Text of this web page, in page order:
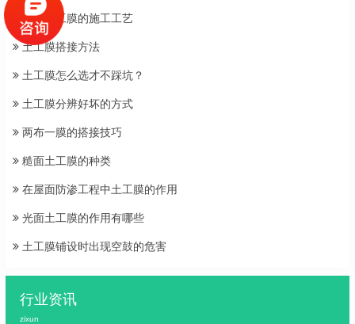
光面土工膜的施工工艺
土工膜搭接方法
土工膜怎么选才不踩坑？
土工膜分辨好坏的方式
两布一膜的搭接技巧
糙面土工膜的种类
在屋面防渗工程中土工膜的作用
光面土工膜的作用有哪些
土工膜铺设时出现空鼓的危害
行业资讯
zixun